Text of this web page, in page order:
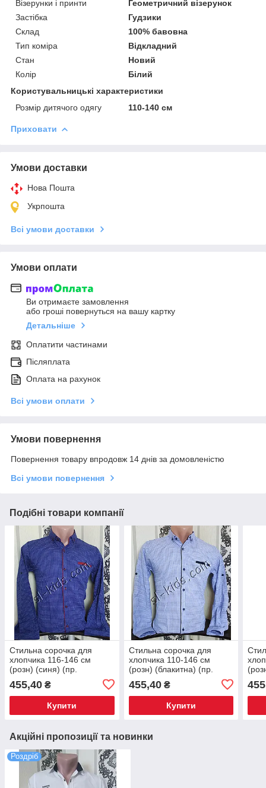
Візерунки і принти
Геометричний візерунок
Застібка
Гудзики
Склад
100% бавовна
Тип коміра
Відкладний
Стан
Новий
Колір
Білий
Користувальницькі характеристики
Розмір дитячого одягу
110-140 см
Приховати
Умови доставки
Нова Пошта
Укрпошта
Всі умови доставки
Умови оплати
Ви отримаєте замовлення
або гроші повернуться на вашу картку
Детальніше
Оплатити частинами
Післяплата
Оплата на рахунок
Всі умови оплати
Умови повернення
Повернення товару впродовж 14 днів за домовленістю
Всі умови повернення
Подібні товари компанії
Стильна сорочка для
хлопчика 116-146 см
(розн) (синя) (пр.
455,40 ₴
Купити
Стильна сорочка для
хлопчика 110-146 см
(розн) (блакитна) (пр.
455,40₴
Купити
Акційні пропозиції та новинки
Роздріб